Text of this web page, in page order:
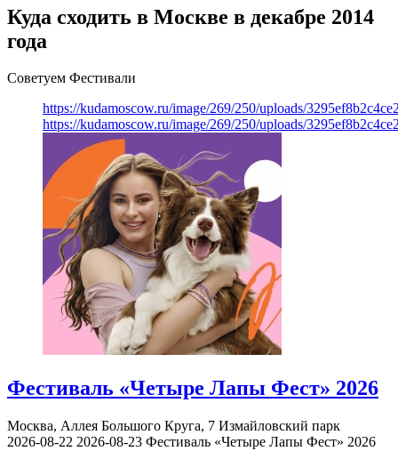
Куда сходить в Москве в декабре 2014
года
Советуем Фестивали
https://kudamoscow.ru/image/269/250/uploads/
https://kudamoscow.ru/image/269/250/uploads/
Фестиваль «Четыре Лапы Фест» 2026
Москва, Аллея Большого Круга, 7 Измайловский парк
2026-08-22 2026-08-23 Фестиваль «Четыре Лапы Фест» 2026